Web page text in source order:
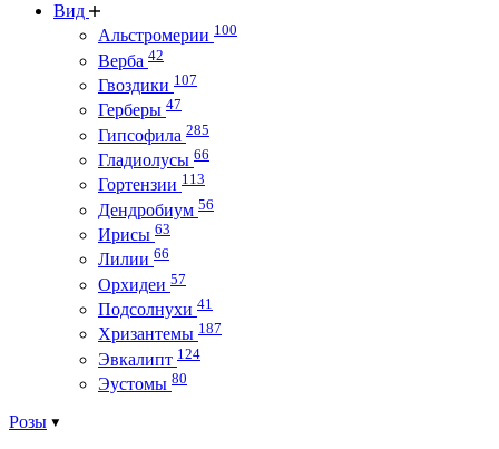
Вид
Альстромерии 100
Верба 42
Гвоздики 107
Герберы 47
Гипсофила 285
Гладиолусы 66
Гортензии 113
Дендробиум 56
Ирисы 63
Лилии 66
Орхидеи 57
Подсолнухи 41
Хризантемы 187
Эвкалипт 124
Эустомы 80
Розы